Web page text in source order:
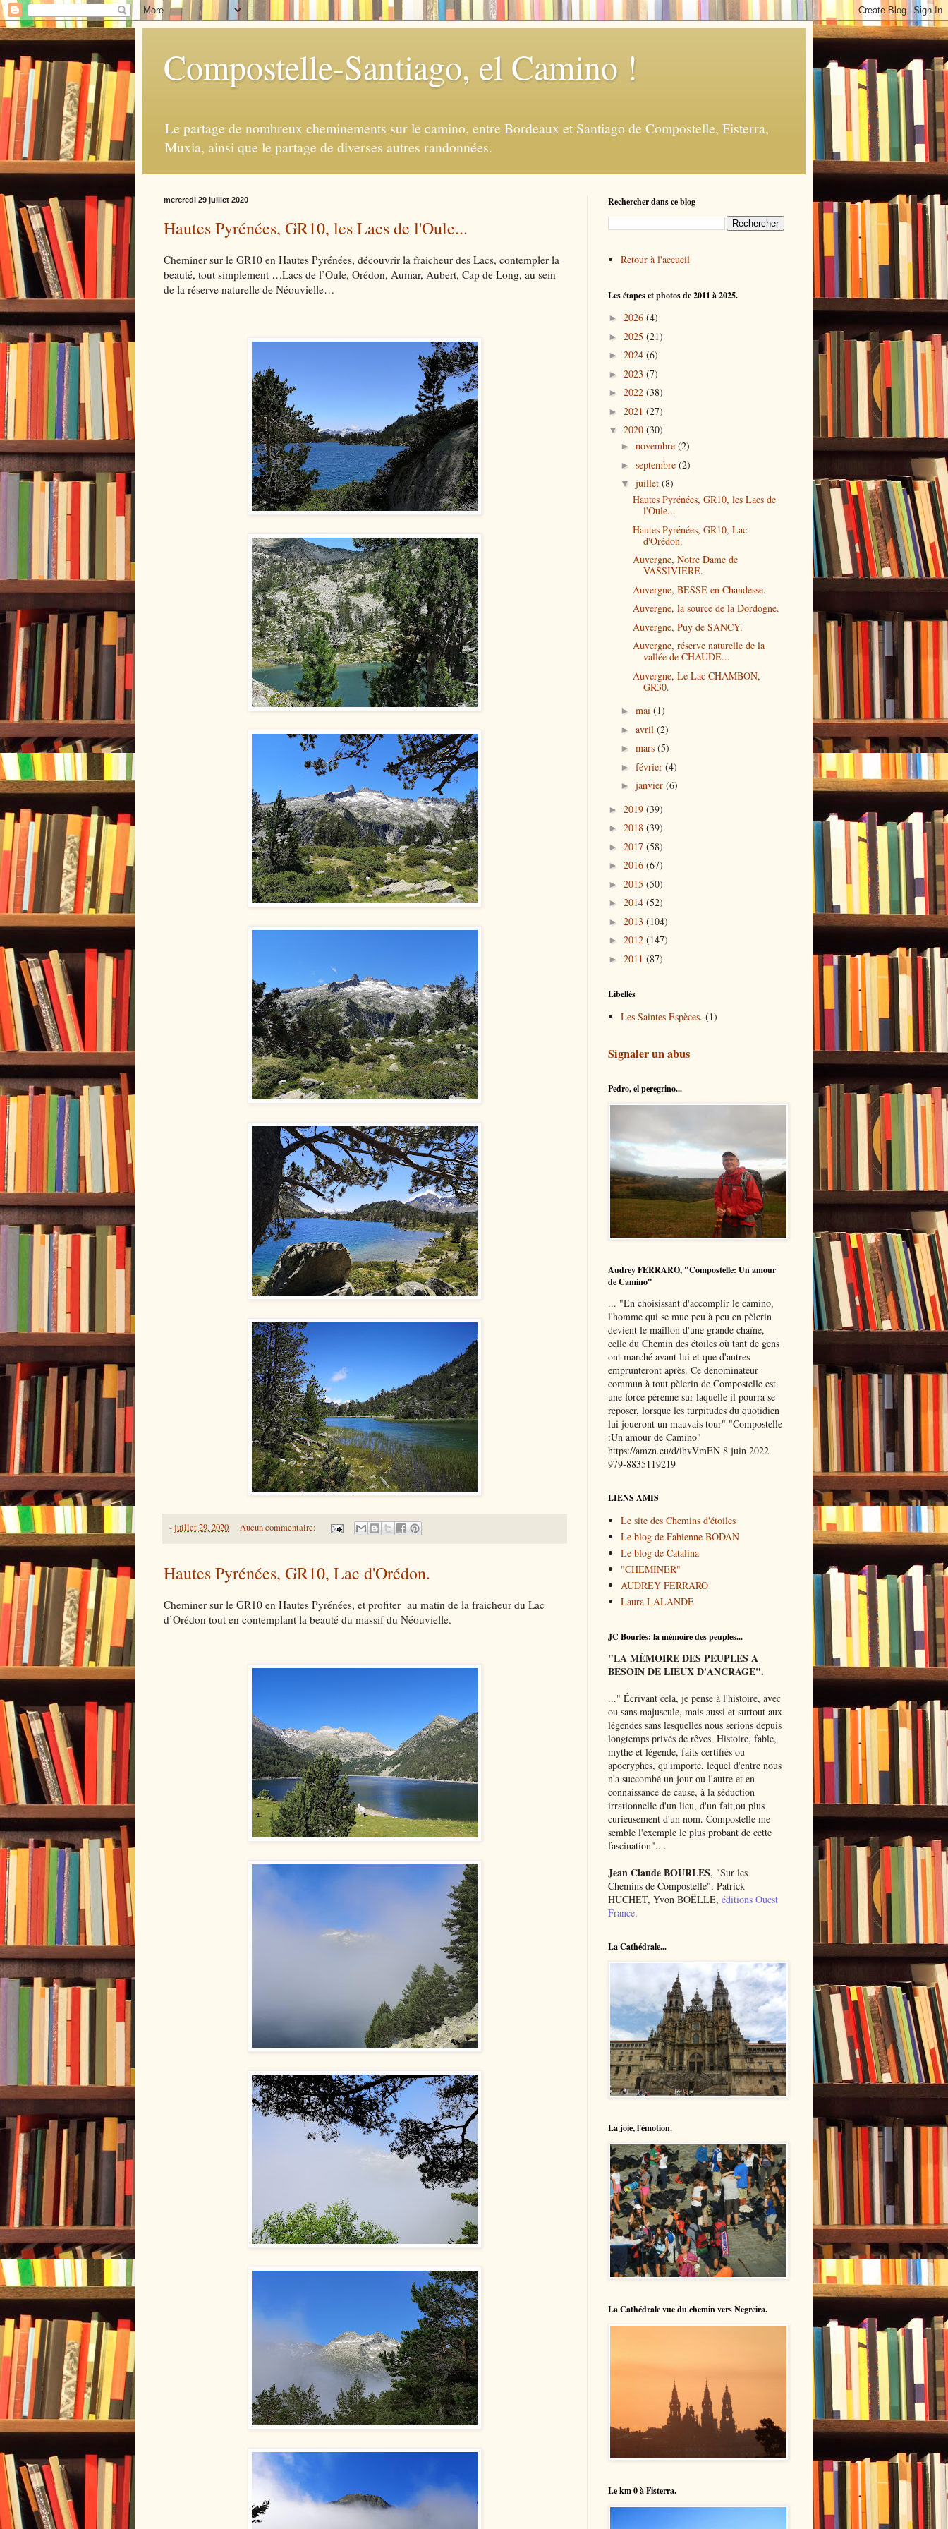
Compostelle-Santiago, el Camino !
Le partage de nombreux cheminements sur le camino, entre Bordeaux et Santiago de Compostelle, Fisterra,
Muxia, ainsi que le partage de diverses autres randonnées.
mercredi 29 juillet 2020
Hautes Pyrénées, GR10, les Lacs de l'Oule...
Cheminer sur le GR10 en Hautes Pyrénées, découvrir la fraicheur des Lacs, contempler la
beauté, tout simplement …Lacs de l’Oule, Orédon, Aumar, Aubert, Cap de Long, au sein
de la réserve naturelle de Néouvielle…
-juillet 29, 2020 Aucun commentaire:
Hautes Pyrénées, GR10, Lac d'Orédon.
Cheminer sur le GR10 en Hautes Pyrénées, et profiter au matin de la fraicheur du Lac
d’Orédon tout en contemplant la beauté du massif du Néouvielle.
Rechercher dans ce blog
Retour à l'accueil
Les étapes et photos de 2011 à 2025.
► 2026 (4)
► 2025 (21)
► 2024 (6)
► 2023 (7)
► 2022 (38)
► 2021 (27)
▼ 2020 (30)
► novembre (2)
► septembre (2)
▼ juillet (8)
Hautes Pyrénées, GR10, les Lacs de
l'Oule...
Hautes Pyrénées, GR10, Lac
d'Orédon.
Auvergne, Notre Dame de
VASSIVIERE.
Auvergne, BESSE en Chandesse.
Auvergne, la source de la Dordogne.
Auvergne, Puy de SANCY.
Auvergne, réserve naturelle de la
vallée de CHAUDE...
Auvergne, Le Lac CHAMBON,
GR30.
► mai (1)
► avril (2)
► mars (5)
► février (4)
► janvier (6)
► 2019 (39)
► 2018 (39)
► 2017 (58)
► 2016 (67)
► 2015 (50)
► 2014 (52)
► 2013 (104)
► 2012 (147)
► 2011 (87)
Libellés
Les Saintes Espèces. (1)
Signaler un abus
Pedro, el peregrino...
Audrey FERRARO, "Compostelle: Un amour
de Camino"
... "En choisissant d'accomplir le camino,
l'homme qui se mue peu à peu en pèlerin
devient le maillon d'une grande chaîne,
celle du Chemin des étoiles où tant de gens
ont marché avant lui et que d'autres
emprunteront après. Ce dénominateur
commun à tout pèlerin de Compostelle est
une force pérenne sur laquelle il pourra se
reposer, lorsque les turpitudes du quotidien
lui joueront un mauvais tour" "Compostelle
:Un amour de Camino"
https://amzn.eu/d/ihvVmEN 8 juin 2022
979-8835119219
LIENS AMIS
Le site des Chemins d'étoiles
Le blog de Fabienne BODAN
Le blog de Catalina
"CHEMINER"
AUDREY FERRARO
Laura LALANDE
JC Bourlès: la mémoire des peuples...
"LAMÉMOIREDES PEUPLES A
BESOIN DE LIEUX D'ANCRAGE".
..." Écrivant cela, je pense à l'histoire, avec
ou sans majuscule, mais aussi et surtout aux
légendes sans lesquelles nous serions depuis
longtemps privés de rêves. Histoire, fable,
mythe et légende, faits certifiés ou
apocryphes, qu'importe, lequel d'entre nous
n'a succombé un jour ou l'autre et en
connaissance de cause, à la séduction
irrationnelle d'un lieu, d'un fait,ou plus
curieusement d'un nom. Compostelle me
semble l'exemple le plus probant de cette
fascination"....
Jean Claude BOURLES, "Sur les
Chemins de Compostelle", Patrick
HUCHET, Yvon BOËLLE, éditions Ouest
France.
La Cathédrale...
La joie, l'émotion.
La Cathédrale vue du chemin vers Negreira.
Le km 0 à Fisterra.